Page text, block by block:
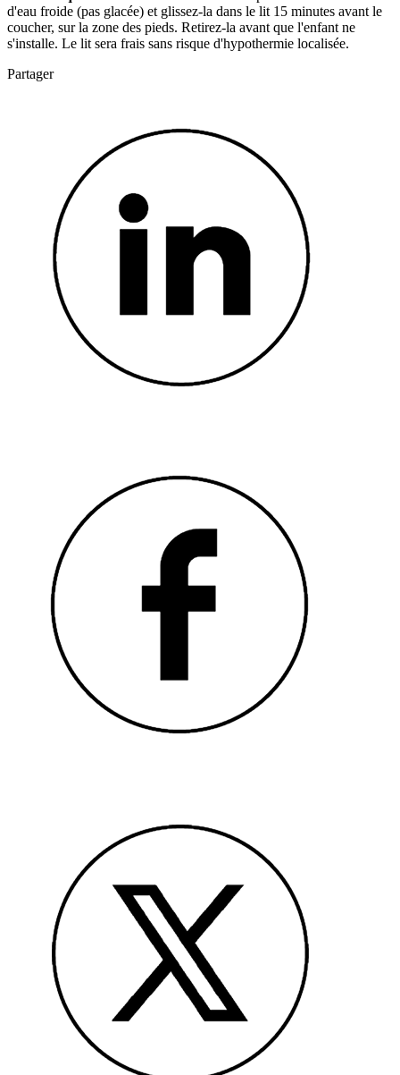
d'eau froide (pas glacée) et glissez-la dans le lit 15 minutes avant le
coucher, sur la zone des pieds. Retirez-la avant que l'enfant ne
s'installe. Le lit sera frais sans risque d'hypothermie localisée.
Partager